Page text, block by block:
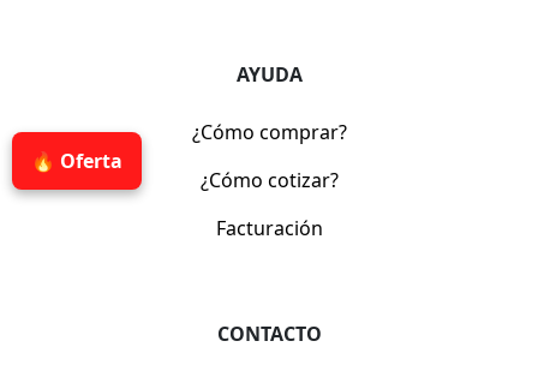
🔥 Oferta
AYUDA
¿Cómo comprar?
¿Cómo cotizar?
Facturación
CONTACTO